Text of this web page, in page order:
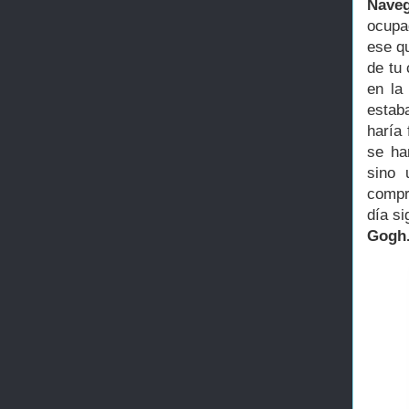
ese
de tu
en la
haría
se
sino
día